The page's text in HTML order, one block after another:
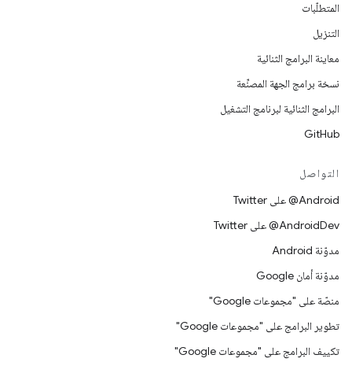
المتطلّبات
التنزيل
معاينة البرامج الثنائية
نسخة برامج الجهة المصنِّعة
البرامج الثنائية لبرنامج التشغيل
GitHub
التواصل
‎@Android على Twitter
‎@AndroidDev على Twitter
مدوّنة Android
مدوّنة أمان Google
منصّة على "مجموعات Google"
تطوير البرامج على "مجموعات Google"
تكييف البرامج على "مجموعات Google"